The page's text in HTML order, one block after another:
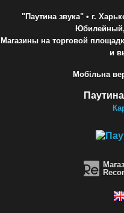
"Паутина звука" • г.
Юбилейный,
Магазины на торговой
и
Мобільна